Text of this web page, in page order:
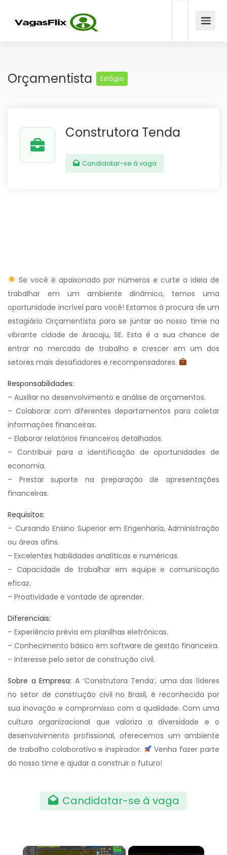
Orçamentista Estágio
Construtora Tenda
Candidatar-se à vaga
Se você é apaixonado por números e curte a ideia de
trabalhar em um ambiente dinâmico, temos uma
oportunidade incrível para você! Estamos à procura de um
estagiário Orçamentista para se juntar ao nosso time na
vibrante cidade de Aracaju, SE. Esta é a sua chance de
entrar no mercado de trabalho e crescer em um dos
setores mais desafiadores e recompensadores.
Responsabilidades:
– Auxiliar no desenvolvimento e análise de orçamentos.
– Colaborar com diferentes departamentos para coletar
informações financeiras.
– Elaborar relatórios financeiros detalhados.
– Contribuir para a identificação de oportunidades de
economia.
– Prestar suporte na preparação de apresentações
financeiras.
Requisitos:
– Cursando Ensino Superior em Engenharia, Administração
ou áreas afins.
– Excelentes habilidades analíticas e numéricas.
– Capacidade de trabalhar em equipe e comunicação
eficaz.
– Proatividade e vontade de aprender.
Diferenciais:
– Experiência prévia em planilhas eletrônicas.
– Conhecimento básico em software de gestão financeira.
– Interesse pelo setor de construção civil.
Sobre a Empresa: A ‘Construtora Tenda’, uma das líderes
no setor de construção civil no Brasil, é reconhecida por
sua inovação e compromisso com a qualidade. Com uma
cultura organizacional que valoriza a diversidade e o
desenvolvimento profissional, oferecemos um ambiente
de trabalho colaborativo e inspirador.
Venha fazer parte
do nosso time e ajudar a construir o futuro!
Candidatar-se à vaga
×